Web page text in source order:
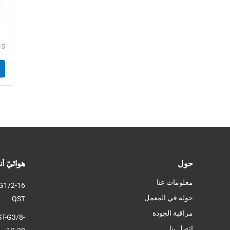
حول
معلومات عنا
جولة في المعمل
مراقبة الجودة
هوائيّ
QST
G3/8-